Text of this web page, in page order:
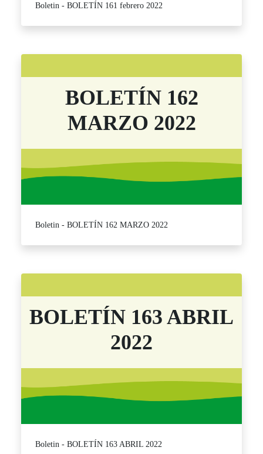
Boletin - BOLETÍN 161 febrero 2022
BOLETÍN 162
MARZO 2022
Boletin - BOLETÍN 162 MARZO 2022
BOLETÍN 163 ABRIL
2022
Boletin - BOLETÍN 163 ABRIL 2022